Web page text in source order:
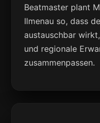
Beatmaster plant
Ilmenau so, dass
austauschbar
und regionale
zusammenpassen.